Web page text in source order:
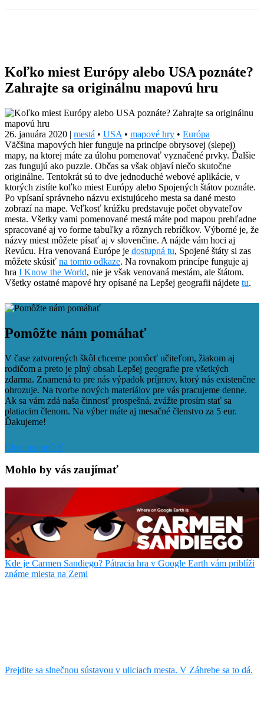
Koľko miest Európy alebo USA poznáte?
Zahrajte sa originálnu mapovú hru
26. januára 2020 | mestá • USA • mapové hry • Európa
Väčšina mapových hier funguje na princípe obrysovej (slepej)
mapy, na ktorej máte za úlohu pomenovať vyznačené prvky. Ďalšie
zas fungujú ako puzzle. Občas sa však objaví niečo skutočne
originálne. Tentokrát sú to dve jednoduché webové aplikácie, v
ktorých zistíte koľko miest Európy alebo Spojených štátov poznáte.
Po vpísaní správneho názvu existujúceho mesta sa dané mesto
zobrazí na mape. Veľkosť krúžku predstavuje počet obyvateľov
mesta. Všetky vami pomenované mestá máte pod mapou prehľadne
spracované aj vo forme tabuľky a rôznych rebríčkov. Výborné je, že
názvy miest môžete písať aj v slovenčine. A nájde vám hoci aj
Revúcu. Hra venovaná Európe je dostupná tu, Spojené štáty si zas
môžete skúsiť na tomto odkaze. Na rovnakom princípe funguje aj
hra I Know the World, nie je však venovaná mestám, ale štátom.
Všetky ostatné mapové hry opísané na Lepšej geografii nájdete tu.
Facebook
Tweet
Linkedin
Pomôžte nám pomáhať
V čase zatvorených škôl chceme pomôcť učiteľom, žiakom aj
rodičom a preto je plný obsah Lepšej geografie pre všetkých
zdarma. Znamená to pre nás výpadok príjmov, ktorý nás existenčne
ohrozuje. Na tvorbe nových materiálov pre vás pracujeme denne.
Ak sa vám zdá naša činnosť prospešná, zvážte prosím stať sa
platiacim členom. Na výber máte aj mesačné členstvo za 5 eur.
Ďakujeme!
Chcem pomôcť
Mohlo by vás zaujímať
Kde je Carmen Sandiego? Pátracia hra v Google Earth vám priblíži
známe miesta na Zemi
Prejdite sa slnečnou sústavou v uliciach mesta. V Záhrebe sa to dá.